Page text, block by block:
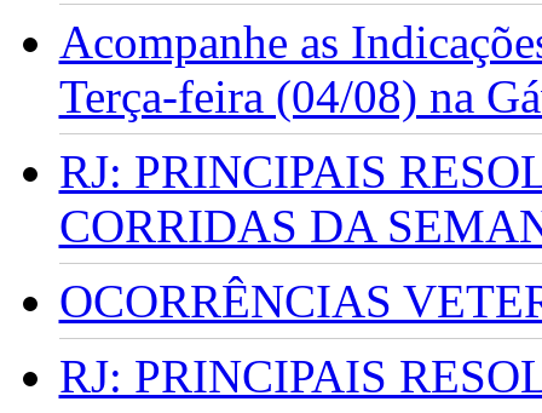
Acompanhe as
Terça-feira (04/08) na
RJ: PRINCIPAIS
CORRIDAS DA
OCORRÊNCIAS
RJ: PRINCIPAIS